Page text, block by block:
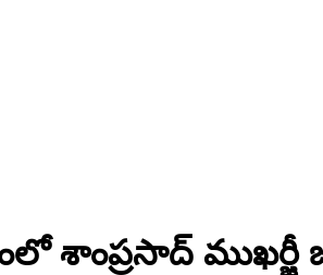
శాంప్రసాద్ ముఖర్జీ